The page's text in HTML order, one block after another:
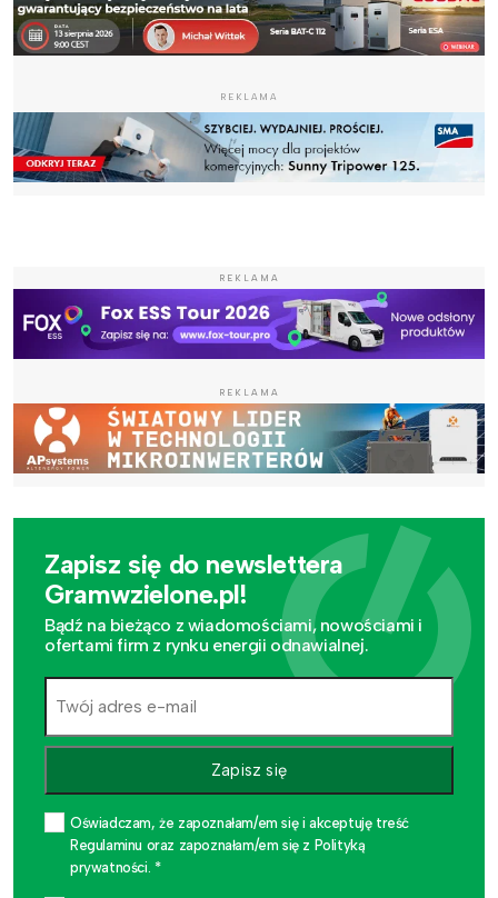
REKLAMA
REKLAMA
REKLAMA
Zapisz się do newslettera
Gramwzielone.pl!
Bądź na bieżąco z wiadomościami, nowościami i
ofertami firm z rynku energii odnawialnej.
Zapisz się
Oświadczam, że zapoznałam/em się i akceptuję treść
Regulaminu oraz zapoznałam/em się z Polityką
prywatności. *